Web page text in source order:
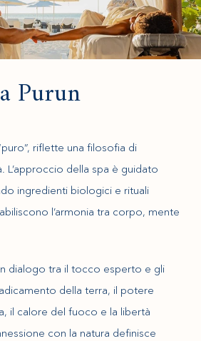
Purun
riflette una filosofia di
L’approccio della spa è guidato
ingredienti biologici e rituali
l’armonia tra corpo, mente
dialogo tra il tocco esperto e gli
della terra, il potere
il calore del fuoco e la libertà
con la natura definisce